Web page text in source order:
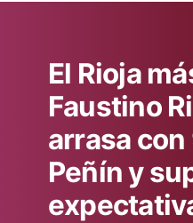
El Rioja
Faustino
arrasa
Peñín y